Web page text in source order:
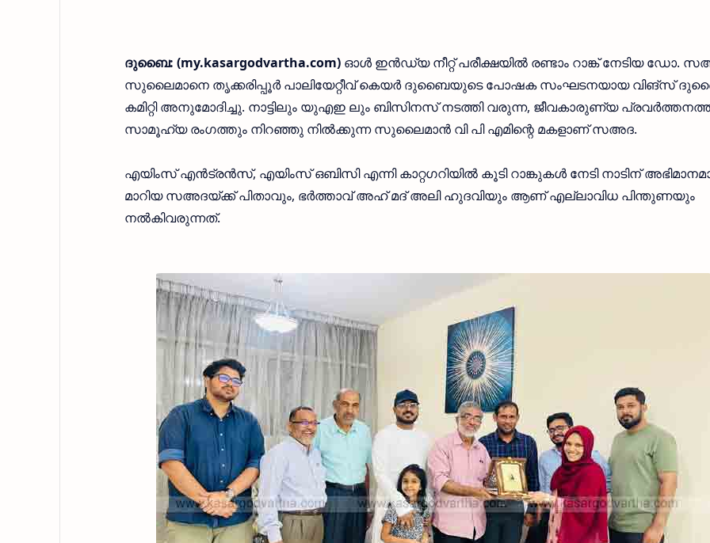
ദുബൈ: (my.kasargodvartha.com) ഓള്‍ ഇന്‍ഡ്യ നീറ്റ് പരീക്ഷയില്‍ രണ്ടാം റാങ്ക് നേടിയ ഡോ.
സുലൈമാനെ തൃക്കരിപ്പൂര്‍ പാലിയേറ്റീവ് കെയര്‍ ദുബൈയുടെ പോഷക സംഘടനയായ വിങ്സ്
കമിറ്റി അനുമോദിച്ചു. നാട്ടിലും യുഎഇ ലും ബിസിനസ് നടത്തി വരുന്ന, ജീവകാരുണ്യ
സാമൂഹ്യ രംഗത്തും നിറഞ്ഞു നില്‍ക്കുന്ന സുലൈമാന്‍ വി പി എമിന്റെ മകളാണ് സഅദ.
എയിംസ് എന്‍ട്രന്‍സ്, എയിംസ് ഒബിസി എന്നി കാറ്റഗറിയില്‍ കൂടി റാങ്കുകള്‍ നേടി നാടിന്
മാറിയ സഅദയ്ക്ക് പിതാവും, ഭര്‍ത്താവ് അഹ് മദ് അലി ഹുദവിയും ആണ് എല്ലാവിധ പിന്തുണയും
നല്‍കിവരുന്നത്.